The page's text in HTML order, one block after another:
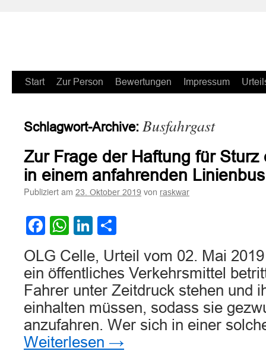
Zum
springen
Start Zur Person Bewertungen Impressum
Schlagwort-Archive: Busfahrgast
Zur Frage der Haftung für Sturz
in einem anfahrenden Linienbus
Publiziert am 23. Oktober 2019 von raskwar
Facebook
WhatsApp
LinkedIn
OLG Celle, Urteil vom 02. Mai
ein öffentliches Verkehrsmittel
Fahrer unter Zeitdruck stehen und
einhalten müssen, sodass sie
anzufahren. Wer sich in einer
Weiterlesen →